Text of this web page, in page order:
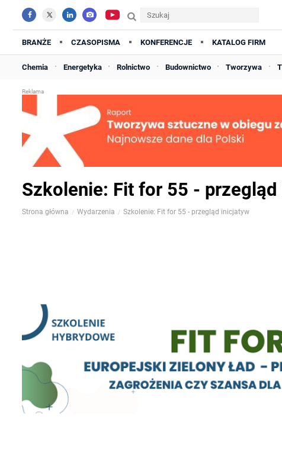
BRANŻE CZASOPISMA KONFERENCJE KATALOG FIRM
Chemia Energetyka Rolnictwo Budownictwo Tworzywa
Szkolenie: Fit for 55 -
Strona główna Wydarzenia Szkolenie: Fit for 55 - przegląd inicjatyw